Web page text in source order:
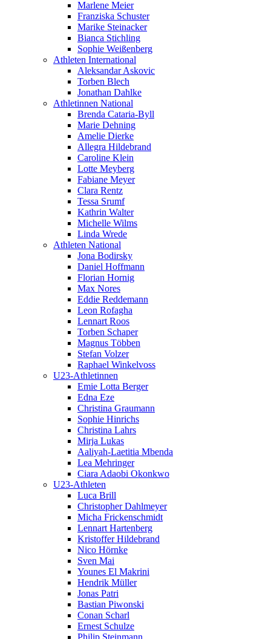
Marlene Meier
Franziska Schuster
Marike Steinacker
Bianca Stichling
Sophie Weißenberg
Athleten International
Aleksandar Askovic
Torben Blech
Jonathan Dahlke
Athletinnen National
Brenda Cataria-Byll
Marie Dehning
Amelie Dierke
Allegra Hildebrand
Caroline Klein
Lotte Meyberg
Fabiane Meyer
Clara Rentz
Tessa Srumf
Kathrin Walter
Michelle Wilms
Linda Wrede
Athleten National
Jona Bodirsky
Daniel Hoffmann
Florian Hornig
Max Nores
Eddie Reddemann
Leon Rofagha
Lennart Roos
Torben Schaper
Magnus Többen
Stefan Volzer
Raphael Winkelvoss
U23-Athletinnen
Emie Lotta Berger
Edna Eze
Christina Graumann
Sophie Hinrichs
Christina Lahrs
Mirja Lukas
Aaliyah-Laetitia Mbenda
Lea Mehringer
Ciara Adaobi Okonkwo
U23-Athleten
Luca Brill
Christopher Dahlmeyer
Micha Frickenschmidt
Lennart Hartenberg
Kristoffer Hildebrand
Nico Hörnke
Sven Mai
Younes El Makrini
Hendrik Müller
Jonas Patri
Bastian Piwonski
Conan Scharl
Ernest Schulze